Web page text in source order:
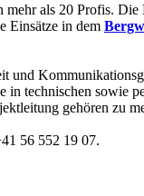
mehr als 20 Profis.
Einsätze in dem
und
technischen sowie
gehören zu
56 552 19 07.